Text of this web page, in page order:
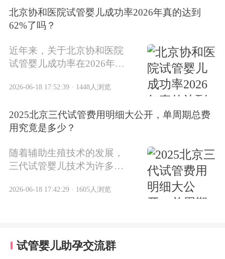
医院至关重要。本文将根据
最新行业数据，为您详细解
医院的排名情况。
北京协和医院试管婴儿成功率2026年真的达到
62%了吗？
近年来，关于北京协和医院
试管婴儿成功率在2026年达
传播。这一数据是否真实可
实际分析来揭开真相。
2026-06-18 17:52:39 · 1448人浏览
2025北京三代试管费用明细大公开，单周期总费
用究竟是多少？
随着辅助生殖技术的发展，
三代试管婴儿技术为许多家
年，北京地区三代试管婴儿
京三代试管婴儿单周期总费
2026-06-18 17:42:29 · 1605人浏览
试管婴儿助孕交流群